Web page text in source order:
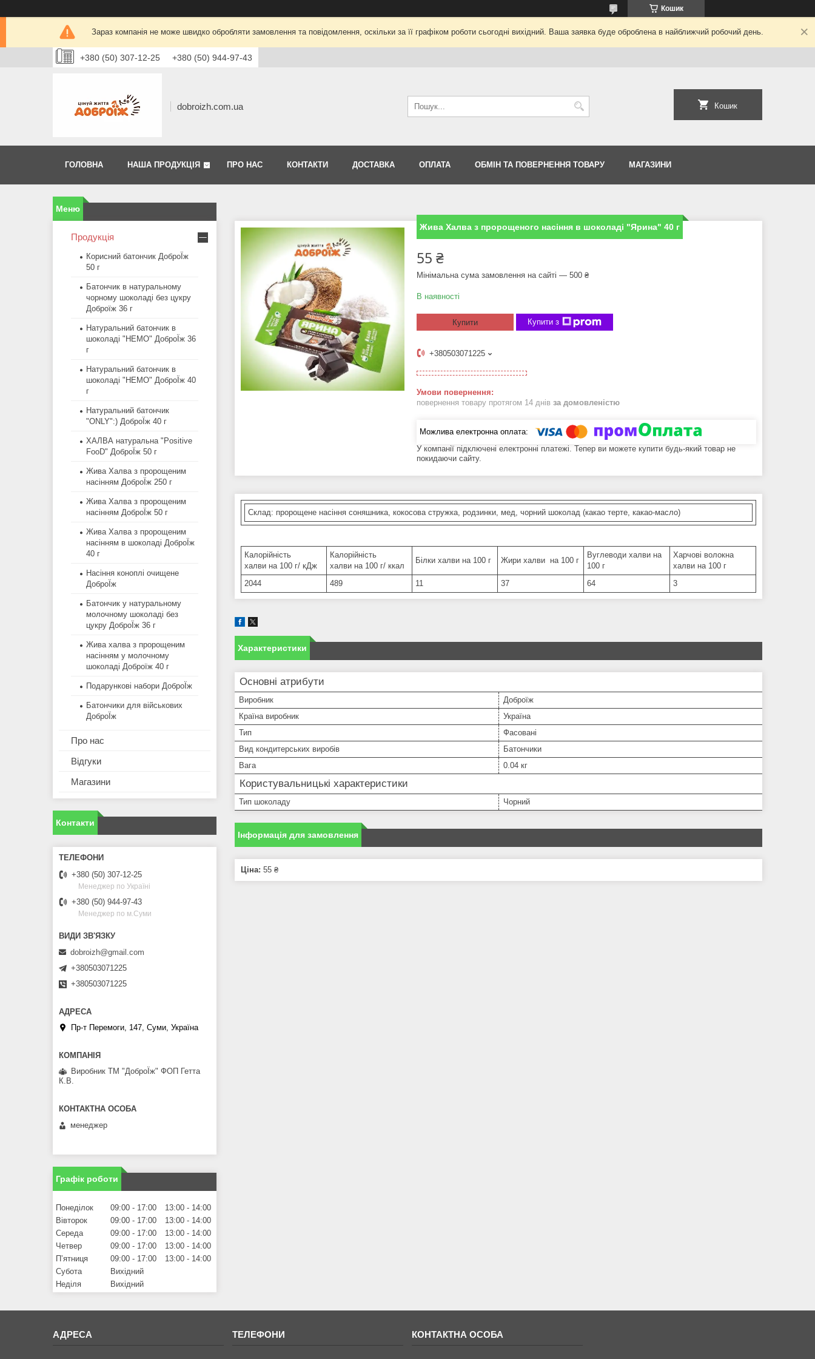
Кошик
Зараз компанія не може швидко обробляти замовлення та повідомлення, оскільки за її графіком роботи сьогодні вихідний. Ваша заявка буде оброблена в найближчий робочий день.
+380 (50) 307-12-25 +380 (50) 944-97-43
dobroizh.com.ua Кошик
ГОЛОВНА НАША ПРОДУКЦІЯ ПРО НАС КОНТАКТИ ДОСТАВКА ОПЛАТА ОБМІН ТА ПОВЕРНЕННЯ ТОВАРУ МАГАЗИНИ
Жива Халва з пророщеного насіння в шоколаді "Ярина" 40 г
55 ₴
Мінімальна сума замовлення на сайті — 500 ₴
В наявності
Купити Купити з
+380503071225
повернення товару протягом 14 днів за домовленістю
У компанії підключені електронні платежі. Тепер ви можете купити будь-який товар не
покидаючи сайту.
Склад: пророщене насіння соняшника, кокосова стружка, родзинки, мед, чорний шоколад (какао терте, какао-масло)
Калорійність
халви на 100 г/ кДж
Калорійність
халви на 100 г/ ккал
Білки халви на 100 г Жири халви на 100 г
Вуглеводи халви на
100 г
Харчові волокна
халви на 100 г
2044
489 11 37 64 3
Характеристики
Основні атрибути
Виробник
Доброїж
Країна виробник
Україна
Тип
Фасовані
Вид кондитерських виробів
Батончики
Вага
0.04 кг
Користувальницькі характеристики
Тип шоколаду Чорний
Інформація для замовлення
Ціна: 55 ₴
Продукція
Корисний батончик ДоброЇж
50 г
Батончик в натуральному
чорному шоколаді без цукру
Доброїж 36 г
Натуральний батончик в
шоколаді "HEMO" ДоброЇж 36
г
Натуральний батончик в
шоколаді "HEMO" ДоброЇж 40
г
Натуральний батончик
"ONLY":) ДоброЇж 40 г
ХАЛВА натуральна "Positive
FooD" ДоброЇж 50 г
Жива Халва з пророщеним
насінням ДоброЇж 250 г
Жива Халва з пророщеним
насінням ДоброЇж 50 г
Жива Халва з пророщеним
насінням в шоколаді ДоброЇж
40 г
Насіння коноплі очищене
ДоброЇж
Батончик у натуральному
молочному шоколаді без
цукру ДоброЇж 36 г
Жива халва з пророщеним
насінням у молочному
шоколаді Доброїж 40 г
Подарункові набори ДоброЇж
Батончики для військових
ДоброЇж
Про нас
Відгуки
Магазини
Контакти
+380 (50) 307-12-25
Менеджер по Україні
+380 (50) 944-97-43
Менеджер по м.Суми
dobroizh@gmail.com
+380503071225
+380503071225
Пр-т Перемоги, 147, Суми, Україна
Виробник ТМ "ДоброЇж" ФОП Гетта
К.В.
менеджер
Графік роботи
Понеділок 09:00 17:00 13:00
14:00
Вівторок
09:00 17:00 13:00
14:00
Середа
09:00 17:00 13:00
14:00
Четвер
09:00 17:00 13:00
14:00
Пʼятниця
09:00 17:00 13:00
14:00
Субота
Вихідний
Неділя
Вихідний